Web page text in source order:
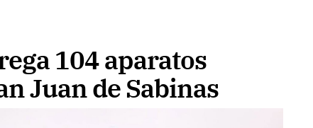
104 aparatos
Juan de Sabinas